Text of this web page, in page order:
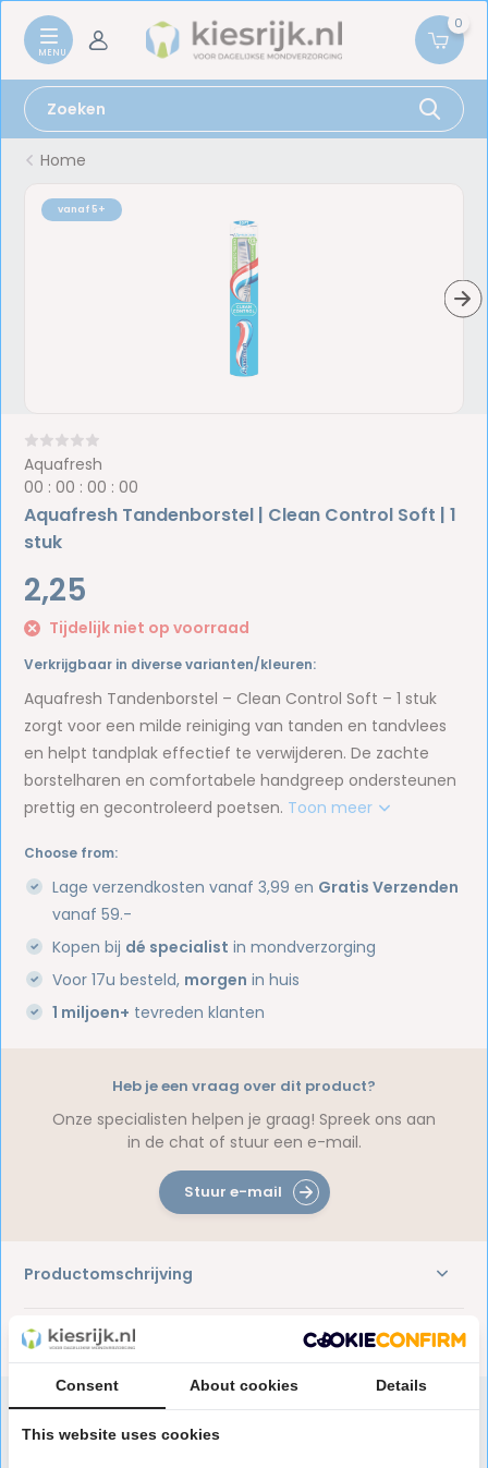
0
Home
vanaf 5+
Aquafresh
00 :00 :00 :00
Aquafresh Tandenborstel | Clean Control Soft | 1
stuk
2,25
Tijdelijk niet op voorraad
Verkrijgbaar in diverse varianten/kleuren:
Aquafresh Tandenborstel – Clean Control Soft – 1 stuk
zorgt voor een milde reiniging van tanden en tandvlees
en helpt tandplak effectief te verwijderen. De zachte
borstelharen en comfortabele handgreep ondersteunen
prettig en gecontroleerd poetsen. Toon meer
Choose from:
Lage verzendkosten vanaf 3,99 en Gratis Verzenden
vanaf 59.-
Kopen bij dé specialist in mondverzorging
Voor 17u besteld, morgen in huis
1 miljoen+ tevreden klanten
Productomschrijving
Reviews
Heb je een vraag over dit product?
Onze specialisten helpen je graag! Spreek ons aan
in de chat of stuur een e-mail.
Stuur e-mail
Speciaal aanbevolen voor jou
Consent About cookies Details
This website uses cookies